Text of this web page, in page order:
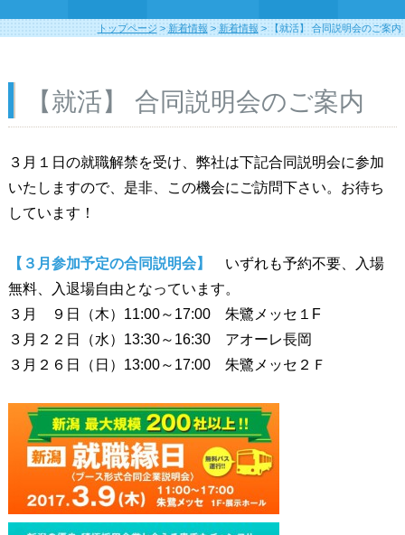
トップページ> 新着情報 > 新着情報 > 【就活】 合同説明会のご案内
【就活】 合同説明会のご案内
３月１日の就職解禁を受け、弊社は下記合同説明会に参加
いたしますので、是非、この機会にご訪問下さい。お待ち
しています！
【３月参加予定の合同説明会】 いずれも予約不要、入場
無料、入退場自由となっています。
３月 ９日（木）11:00～17:00 朱鷺メッセ１F
３月２２日（水）13:30～16:30 アオーレ長岡
３月２６日（日）13:00～17:00 朱鷺メッセ２Ｆ